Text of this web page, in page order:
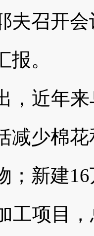
夫召开
。
近年来
减少棉
；新建
工项目